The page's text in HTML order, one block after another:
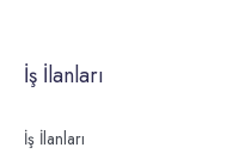
İş İlanları
İş İlanları